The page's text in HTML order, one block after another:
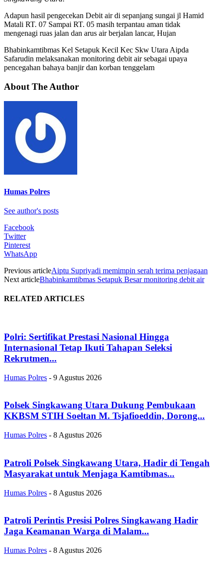
Adapun hasil pengecekan Debit air di sepanjang sungai jl Hamid
Matali RT. 07 Sampai RT. 05 masih terpantau aman tidak
mengenagi ruas jalan dan arus air berjalan lancar, Hujan
Bhabinkamtibmas Kel Setapuk Kecil Kec Skw Utara Aipda
Safarudin melaksanakan monitoring debit air sebagai upaya
pencegahan bahaya banjir dan korban tenggelam
About The Author
Humas Polres
See author's posts
Facebook
Twitter
Pinterest
WhatsApp
Previous articleAiptu Supriyadi memimpin serah terima penjagaan
Next articleBhabinkamtibmas Setapuk Besar monitoring debit air
RELATED ARTICLES
Polri: Sertifikat Prestasi Nasional Hingga
Internasional Tetap Ikuti Tahapan Seleksi
Rekrutmen...
Humas Polres - 9 Agustus 2026
Polsek Singkawang Utara Dukung Pembukaan
KKBSM STIH Soeltan M. Tsjafioeddin, Dorong...
Humas Polres - 8 Agustus 2026
Patroli Polsek Singkawang Utara, Hadir di Tengah
Masyarakat untuk Menjaga Kamtibmas...
Humas Polres - 8 Agustus 2026
Patroli Perintis Presisi Polres Singkawang Hadir
Jaga Keamanan Warga di Malam...
Humas Polres - 8 Agustus 2026